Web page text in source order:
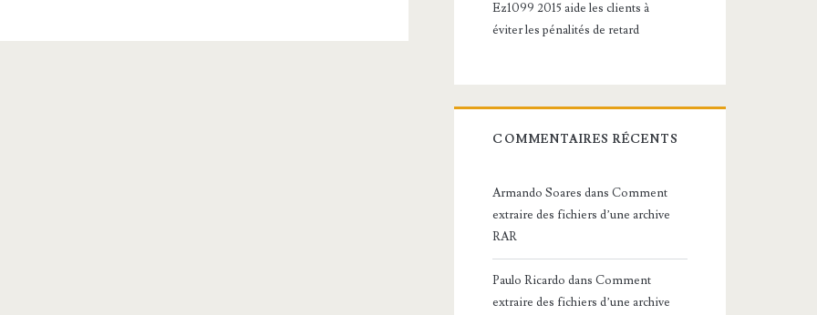
Ez1099 2015 aide les clients à
éviter les pénalités de retard
COMMENTAIRES RÉCENTS
Armando Soares dansComment
extraire des fichiers d’une archive
RAR
Paulo Ricardo dansComment
extraire des fichiers d’une archive